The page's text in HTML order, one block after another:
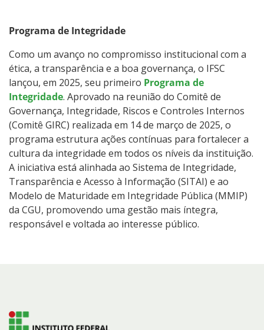
Programa de Integridade
Como um avanço no compromisso institucional com a
ética, a transparência e a boa governança, o IFSC
lançou, em 2025, seu primeiro Programa de
Integridade. Aprovado na reunião do Comitê de
Governança, Integridade, Riscos e Controles Internos
(Comitê GIRC) realizada em 14 de março de 2025, o
programa estrutura ações contínuas para fortalecer a
cultura da integridade em todos os níveis da instituição.
A iniciativa está alinhada ao Sistema de Integridade,
Transparência e Acesso à Informação (SITAI) e ao
Modelo de Maturidade em Integridade Pública (MMIP)
da CGU, promovendo uma gestão mais íntegra,
responsável e voltada ao interesse público.